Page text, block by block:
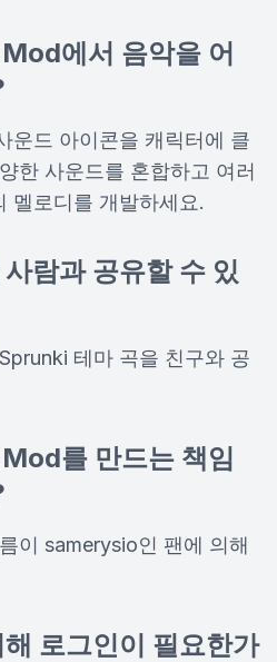
에서 음악을 어
운드 아이콘을 캐릭터에 클
한 사운드를 혼합하고 여러
멜로디를 개발하세요.
람과 공유할 수 있
테마 곡을 친구와 공
를 만드는 책임
이 samerysio인 팬에 의해
로그인이 필요한가